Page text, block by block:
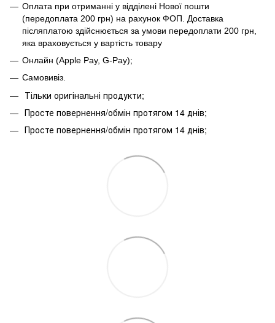
Оплата при отриманні у відділені Нової пошти
(передоплата 200 грн) на рахунок ФОП
Доставка
післяплатою здійснюється за умови передоплати 200 грн,
яка враховується у вартість товару
Онлайн (Apple Pay, G-Pay);
Самовивіз.
Тільки оригінальні продукти;
Просте повернення/обмін протягом 14 днів;
Просте повернення/обмін протягом 14 днів;